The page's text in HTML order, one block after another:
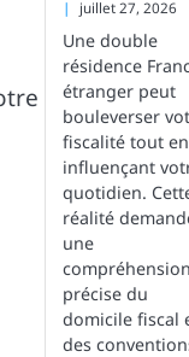
juillet 27, 2026
Une double
résidence
étranger peut
bouleverser
fiscalité tout en
influençant
quotidien.
réalité
une
compréhension
précise du
domicile fiscal
des